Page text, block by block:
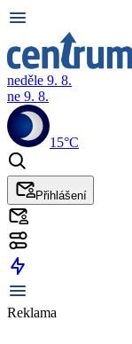
neděle 9. 8.
ne 9. 8.
15°C
Přihlášení
Reklama